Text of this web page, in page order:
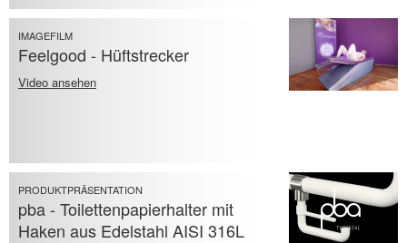
IMAGEFILM
Feelgood - Hüftstrecker
Video ansehen
PRODUKTPRÄSENTATION
pba - Toilettenpapierhalter mit
Haken aus Edelstahl AISI 316L